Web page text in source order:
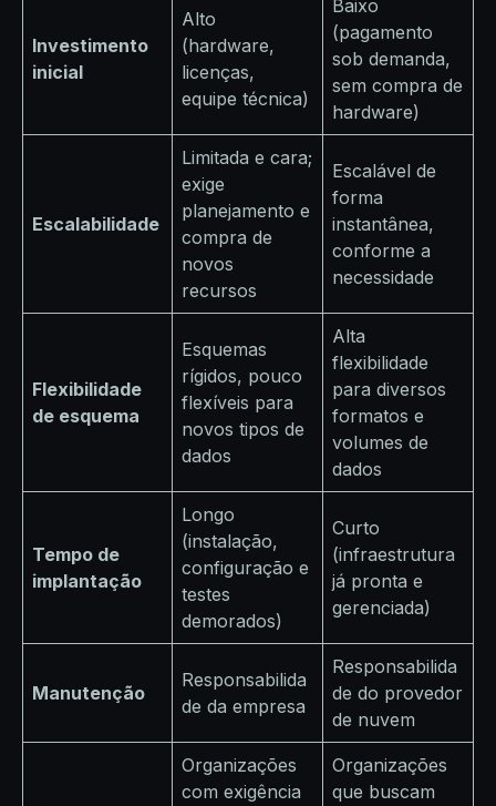
Investimento
inicial
Alto
(hardware,
licenças,
equipe técnica)
Baixo
(pagamento
sob demanda,
sem compra de
hardware)
Escalabilidade
Limitada e cara;
exige
planejamento e
compra de
novos
recursos
Escalável de
forma
instantânea,
conforme a
necessidade
Flexibilidade
de esquema
Esquemas
rígidos, pouco
flexíveis para
novos tipos de
dados
Alta
flexibilidade
para diversos
formatos e
volumes de
dados
Tempo de
implantação
Longo
(instalação,
configuração e
testes
demorados)
Curto
(infraestrutura
já pronta e
gerenciada)
Manutenção
Responsabilida
de da empresa
Responsabilida
de do provedor
de nuvem
Organizações
com exigência
Organizações
que buscam